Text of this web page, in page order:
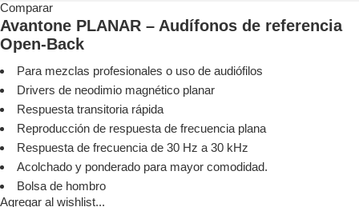
Comparar
Avantone PLANAR – Audífonos de referencia
Open-Back
Para mezclas profesionales o uso de audiófilos
Drivers de neodimio magnético planar
Respuesta transitoria rápida
Reproducción de respuesta de frecuencia plana
Respuesta de frecuencia de 30 Hz a 30 kHz
Acolchado y ponderado para mayor comodidad.
Bolsa de hombro
Agregar al wishlist...